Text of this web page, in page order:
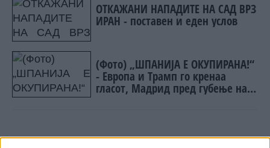
ОТКАЖАНИ НАПАДИТЕ НА САД ВРЗ
ИРАН - поставен и еден услов
(Фото) „ШПАНИЈА Е ОКУПИРАНА!“
- Европа и Трамп го кренаа
гласот, Мадрид пред губење на